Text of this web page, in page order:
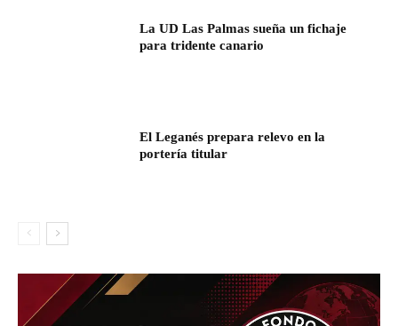
La UD Las Palmas sueña un fichaje
para tridente canario
El Leganés prepara relevo en la
portería titular